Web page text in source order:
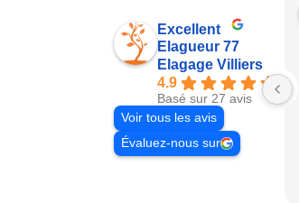
Excellent
Elagueur 77
Elagage Villiers
4.9
Basé sur 27 avis
Voir tous les avis
Évaluez-nous sur